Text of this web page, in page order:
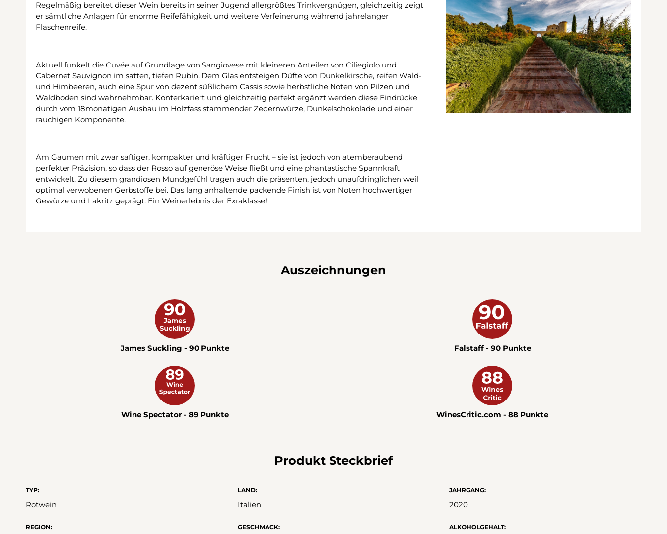
Regelmäßig bereitet dieser Wein bereits in seiner Jugend allergrößtes Trinkvergnügen, gleichzeitig zeigt
er sämtliche Anlagen für enorme Reifefähigkeit und weitere Verfeinerung während jahrelanger
Flaschenreife.
Aktuell funkelt die Cuvée auf Grundlage von Sangiovese mit kleineren Anteilen von Ciliegiolo und
Cabernet Sauvignon im satten, tiefen Rubin. Dem Glas entsteigen Düfte von Dunkelkirsche, reifen Wald-
und Himbeeren, auch eine Spur von dezent süßlichem Cassis sowie herbstliche Noten von Pilzen und
Waldboden sind wahrnehmbar. Konterkariert und gleichzeitig perfekt ergänzt werden diese Eindrücke
durch vom 18monatigen Ausbau im Holzfass stammender Zedernwürze, Dunkelschokolade und einer
rauchigen Komponente.
Am Gaumen mit zwar saftiger, kompakter und kräftiger Frucht – sie ist jedoch von atemberaubend
perfekter Präzision, so dass der Rosso auf generöse Weise fließt und eine phantastische Spannkraft
entwickelt. Zu diesem grandiosen Mundgefühl tragen auch die präsenten, jedoch unaufdringlichen weil
optimal verwobenen Gerbstoffe bei. Das lang anhaltende packende Finish ist von Noten hochwertiger
Gewürze und Lakritz geprägt. Ein Weinerlebnis der Exraklasse!
Auszeichnungen
James Suckling - 90 Punkte Falstaff - 90 Punkte
Wine Spectator - 89 Punkte WinesCritic.com - 88 Punkte
Produkt Steckbrief
TYP:
Rotwein
LAND:
Italien
JAHRGANG:
2020
REGION: GESCHMACK: ALKOHOLGEHALT: